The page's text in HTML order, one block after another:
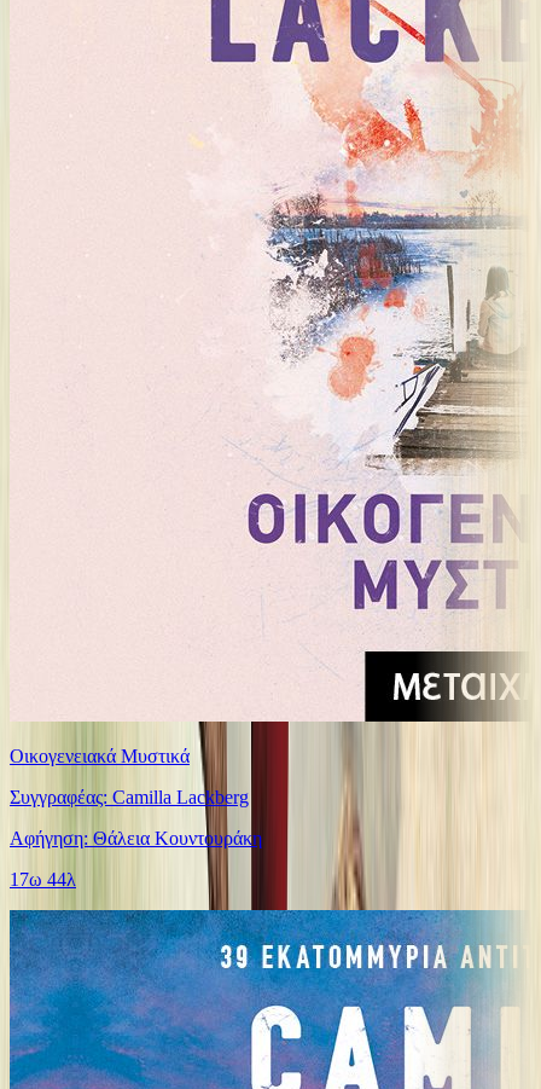
Οικογενειακά Μυστικά
Συγγραφέας: Camilla Lackberg
Αφήγηση: Θάλεια Κουντουράκη
17ω 44λ